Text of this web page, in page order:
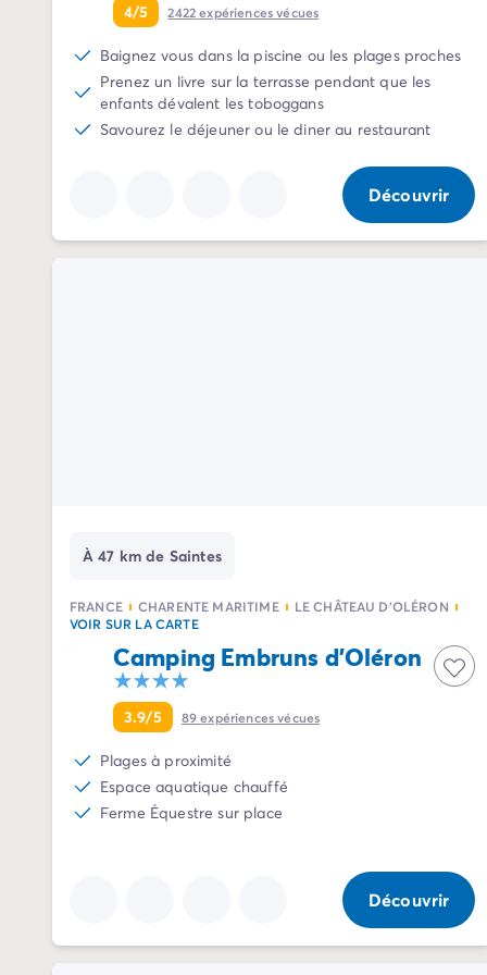
Camping Normandie
Camping Calvados
Camping Manche
Camping Haute-Normandie
Camping Pays de la Loire
Camping Pornic
Camping Provence-Alpes-Côte d'Azur
Camping Alpes-Maritimes
Camping Nice
Camping Bouches du Rhône
Camping Cassis
Camping Var
Camping Fréjus
Camping Hyères les Palmiers
Camping Vaucluse
4/5 2422expériences vécues
Baignez vous dans la piscine ou les plages proches
Prenez un livre sur la terrasse pendant que les
enfants dévalent les toboggans
Savourez le déjeuner ou le diner au restaurant
Découvrir
À 47 km de Saintes
FRANCE CHARENTE MARITIME
LE CHÂTEAU D'OLÉRON
VOIR SUR LA CARTE
Camping Embruns d'Oléron
3.9/5 89expériences vécues
Plages à proximité
Espace aquatique chauffé
Ferme Équestre sur place
Découvrir